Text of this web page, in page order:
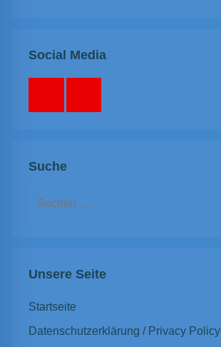
Social Media
Suche
Suchen
Unsere Seite
Startseite
Datenschutzerklärung / Privacy Policy